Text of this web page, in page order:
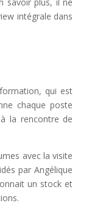
intégrale dans
qui est
chaque poste
la rencontre de
avec la visite
par Angélique
un stock et